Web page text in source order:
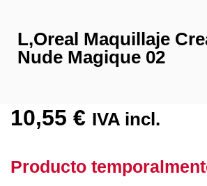
L,Oreal Maquillaje
Nude Magique 02
10,55 € IVA incl.
Producto